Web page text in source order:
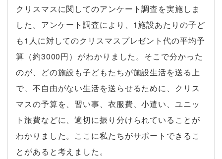
クリスマスに関してのアンケート調査を実施しま
した。アンケート調査により、1施設あたりの子ど
も1人に対してのクリスマスプレゼント代の平均予
算（約3000円）がわかりました。そこで分かった
のが、どの施設も子どもたちが施設生活を送る上
で、不自由がない生活を送らせるために、クリス
マスの予算を、習い事、衣服費、小遣い、ユニッ
ト旅費などに、適切に振り分けられていることが
わかりました。ここに私たちがサポートできるこ
とがあると考えました。